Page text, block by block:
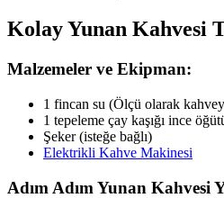
Kolay Yunan Kahvesi
Malzemeler ve Ekipman:
1 fincan su (Ölçü olarak
1 tepeleme çay kaşığı ince
Şeker (isteğe bağlı)
Elektrikli Kahve Makinesi
Adım Adım Yunan Kahvesi